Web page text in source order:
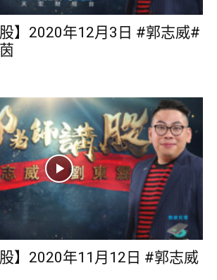
股】2020年12月3日 #郭志威#
股】2020年11月12日 #郭志威